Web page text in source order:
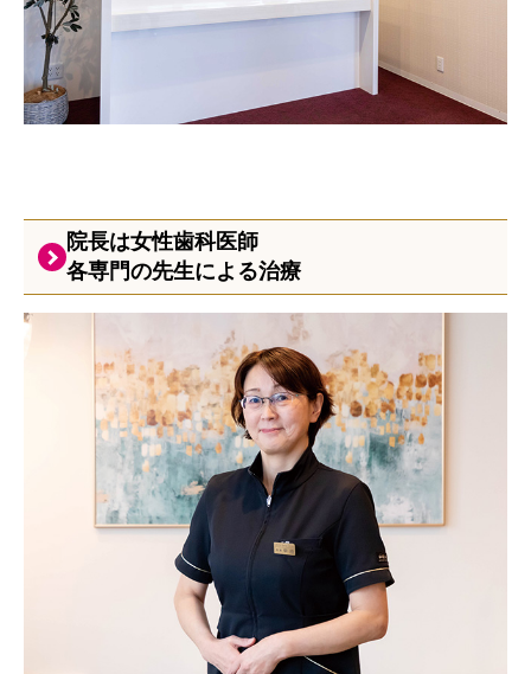
院長は女性歯科医師
各専門の先生による治療